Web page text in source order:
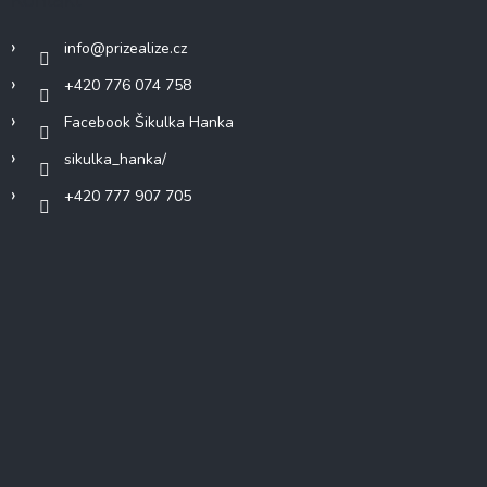
info@prizealize.cz
+420 776 074 758
Facebook Šikulka Hanka
sikulka_hanka/
+420 777 907 705